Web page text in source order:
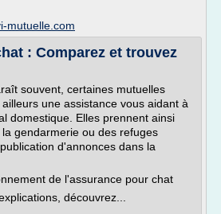
mutuelle.com
: Comparez et trouvez
souvent, certaines mutuelles
une assistance vous aidant à
domestique. Elles prennent ainsi
gendarmerie ou des refuges
d'annonces dans la
de l'assurance pour chat
découvrez...